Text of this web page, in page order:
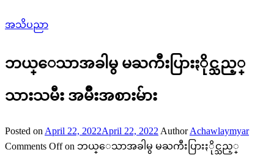
အသိပညာ
ဘယ္ေသာအခါမွ မႀကီးပြားႏိုင္သည့္
သားသမီး အမ်ိဳးအစားမ်ား
Posted on April 22, 2022April 22, 2022 Author Achawlaymyar
Comments Offon ဘယ္ေသာအခါမွ မႀကီးပြားႏိုင္သည့္